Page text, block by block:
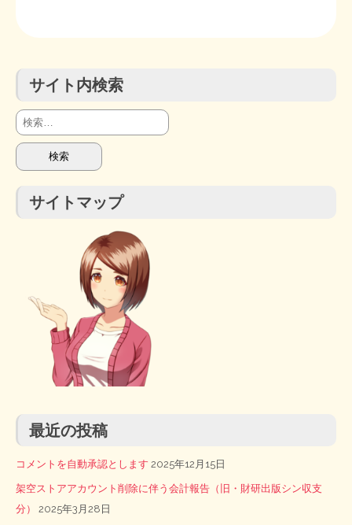
サイト内検索
検
索:
サイトマップ
最近の投稿
コメントを自動承認とします 2025年12月15日
架空ストアアカウント削除に伴う会計報告（旧・財研出版シン収支
分）
2025年3月28日